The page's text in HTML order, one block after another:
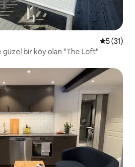
55 (31)
güzel bir köy olan "The Loft"